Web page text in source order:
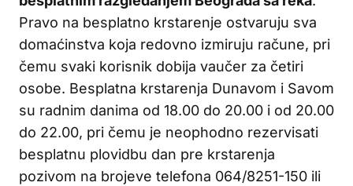
Pravo na besplatno krstarenje ostvaruju sva
domaćinstva koja redovno izmiruju račune, pri
čemu svaki korisnik dobija vaučer za četiri
osobe. Besplatna krstarenja Dunavom i Savom
su radnim danima od 18.00 do 20.00 i od 20.00
do 22.00, pri čemu je neophodno rezervisati
besplatnu plovidbu dan pre krstarenja
pozivom na brojeve telefona 064/8251-150 ili